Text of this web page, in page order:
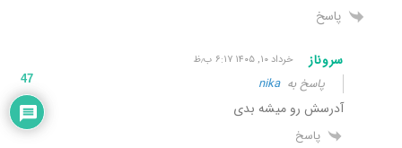
پاسخ
سروناز خرداد ۱۰, ۱۴۰۵ ۶:۱۷ ب٫ظ
پاسخ بهnika
آدرسش رو میشه بدی
پاسخ
47